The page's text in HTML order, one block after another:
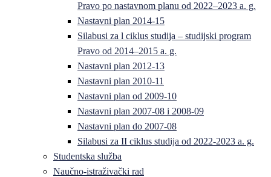
Pravo po nastavnom planu od 2022–2023 a. g.
Nastavni plan 2014-15
Silabusi za l ciklus studija – studijski program
Pravo od 2014–2015 a. g.
Nastavni plan 2012-13
Nastavni plan 2010-11
Nastavni plan od 2009-10
Nastavni plan 2007-08 i 2008-09
Nastavni plan do 2007-08
Silabusi za II ciklus studija od 2022-2023 a. g.
Studentska služba
Naučno-istraživački rad